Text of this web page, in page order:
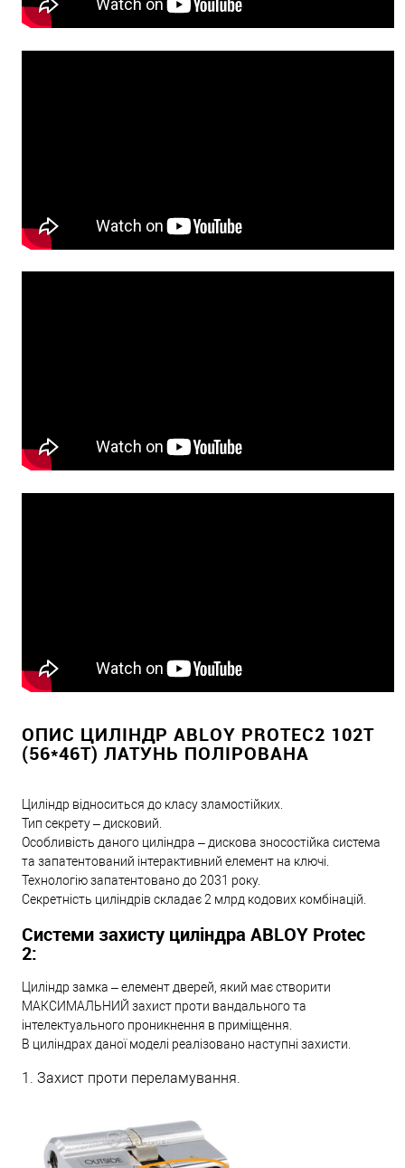
ОПИС ЦИЛІНДР ABLOY PROTEC2 102T
(56*46T) ЛАТУНЬ ПОЛІРОВАНА
Циліндр відноситься до класу зламостійких.
Тип секрету – дисковий.
Особливість даного циліндра – дискова зносостійка система
та запатентований інтерактивний елемент на ключі.
Технологію запатентовано до 2031 року.
Секретність циліндрів складає 2 млрд кодових комбінацій.
Системи захисту циліндра ABLOY Protec
2:
Циліндр замка – елемент дверей, який має створити
МАКСИМАЛЬНИЙ захист проти вандального та
інтелектуального проникнення в приміщення.
В циліндрах даної моделі реалізовано наступні захисти.
1. Захист проти переламування.